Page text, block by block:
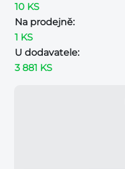
10 KS
Na prodejně:
1 KS
U dodavatele:
3 881 KS